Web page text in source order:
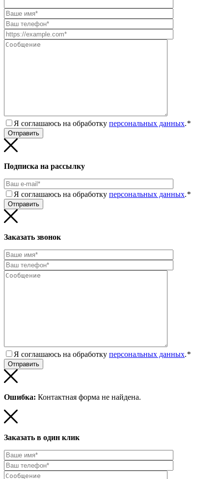
Я соглашаюсь на обработку персональных данных.*
Подписка на рассылку
Я соглашаюсь на обработку персональных данных.*
Заказать звонок
Я соглашаюсь на обработку персональных данных.*
Ошибка: Контактная форма не найдена.
Заказать в один клик